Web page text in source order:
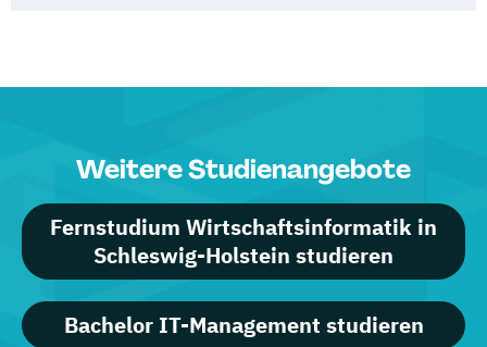
Weitere Studienangebote
Fernstudium Wirtschaftsinformatik in
Schleswig-Holstein studieren
Bachelor IT-Management studieren